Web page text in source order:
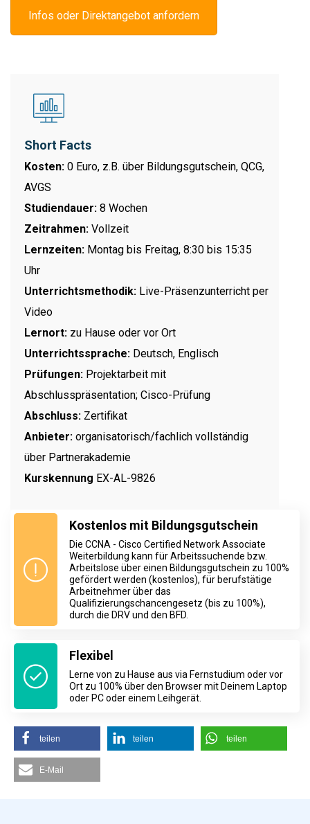
Infos oder Direktangebot anfordern
Short Facts
Kosten: 0 Euro, z.B. über Bildungsgutschein, QCG,
AVGS
Studiendauer: 8 Wochen
Zeitrahmen: Vollzeit
Lernzeiten: Montag bis Freitag, 8:30 bis 15:35
Uhr
Unterrichtsmethodik: Live-Präsenzunterricht per
Video
Lernort: zu Hause oder vor Ort
Unterrichtssprache: Deutsch, Englisch
Prüfungen: Projektarbeit mit
Abschlusspräsentation; Cisco-Prüfung
Abschluss: Zertifikat
Anbieter: organisatorisch/fachlich vollständig
über Partnerakademie
Kurskennung EX-AL-9826
Kostenlos mit Bildungsgutschein
Die CCNA - Cisco Certified Network Associate
Weiterbildung kann für Arbeitssuchende bzw.
Arbeitslose über einen Bildungsgutschein zu 100%
gefördert werden (kostenlos), für berufstätige
Arbeitnehmer über das
Qualifizierungschancengesetz (bis zu 100%),
durch die DRV und den BFD.
Flexibel
Lerne von zu Hause aus via Fernstudium oder vor
Ort zu 100% über den Browser mit Deinem Laptop
oder PC oder einem Leihgerät.
teilen teilen teilen
E-Mail